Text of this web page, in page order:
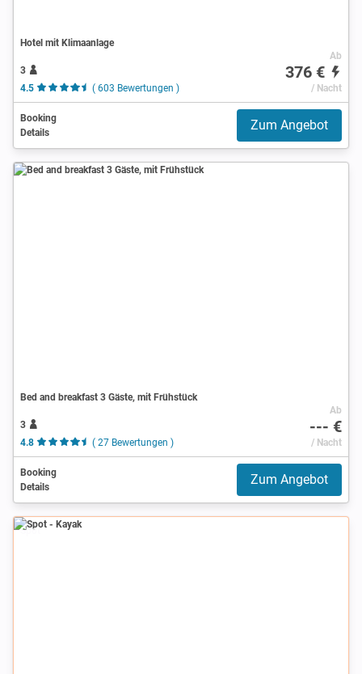
Hotel mit Klimaanlage
3
4.5
( 603 Bewertungen )
Ab
376 €
/ Nacht
Booking
Details
Zum Angebot
Bed and breakfast 3 Gäste, mit Frühstück
3
4.8
( 27 Bewertungen )
Ab
--- €
/ Nacht
Booking
Details
Zum Angebot
Spot